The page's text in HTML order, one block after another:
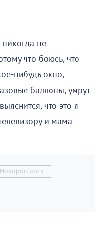
никогда не
что боюсь, что
нибудь окно,
баллоны, умрут
что это я
и мама